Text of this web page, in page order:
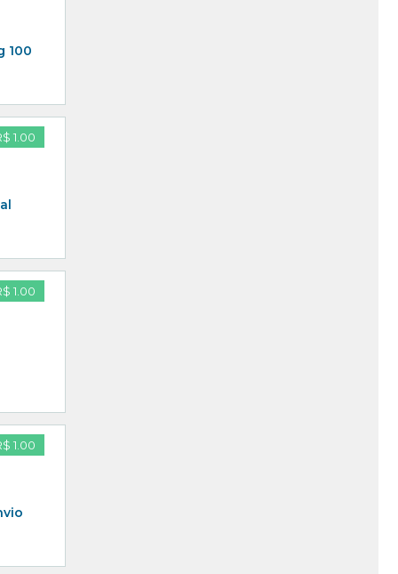
100
1.00
1.00
1.00